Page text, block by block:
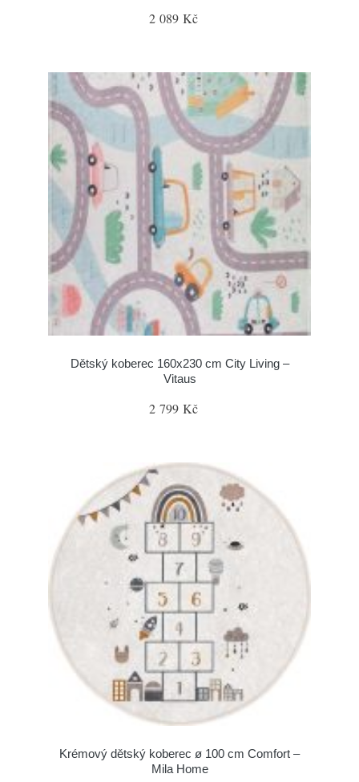
2 089 Kč
Dětský koberec 160x230 cm City Living –
Vitaus
2 799 Kč
Krémový dětský koberec ø 100 cm Comfort –
Mila Home